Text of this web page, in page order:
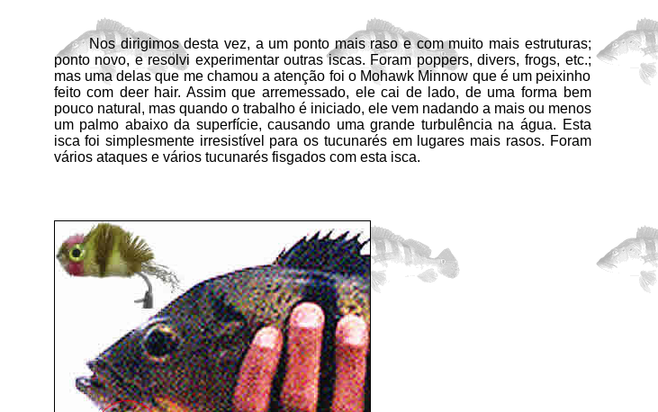
Nos dirigimos desta vez, a um ponto mais raso e com muito mais estruturas;
ponto novo, e resolvi experimentar outras iscas. Foram poppers, divers, frogs, etc.;
mas uma delas que me chamou a atenção foi o Mohawk Minnow que é um peixinho
feito com deer hair. Assim que arremessado, ele cai de lado, de uma forma bem
pouco natural, mas quando o trabalho é iniciado, ele vem nadando a mais ou menos
um palmo abaixo da superfície, causando uma grande turbulência na água. Esta
isca foi simplesmente irresistível para os tucunarés em lugares mais rasos. Foram
vários ataques e vários tucunarés fisgados com esta isca.